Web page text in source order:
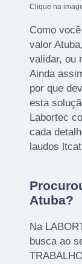
Clique na
Como
valor
validar, ou
Ainda
por que
esta
Labortec
cada
laudos
Atuba?
Na
busca ao